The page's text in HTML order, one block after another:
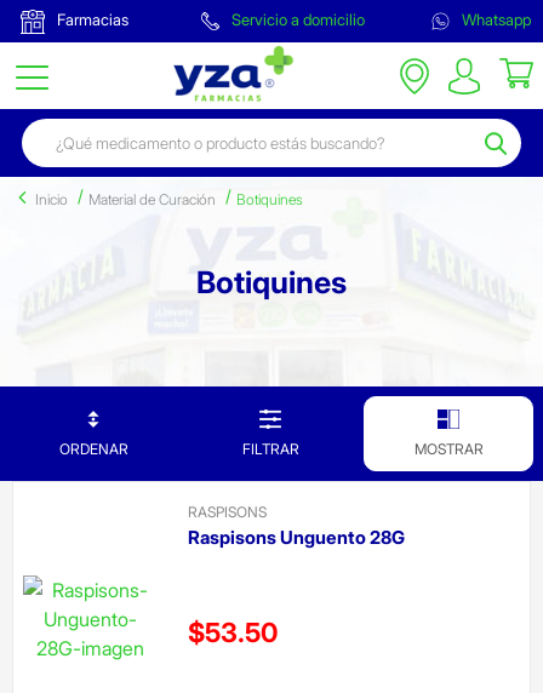
Farmacias Servicio a domicilio Whatsapp
Inicio Material de Curación Botiquines
Botiquines
ORDENAR FILTRAR MOSTRAR
RASPISONS
Raspisons Unguento 28G
Precio reducido de
$53.50